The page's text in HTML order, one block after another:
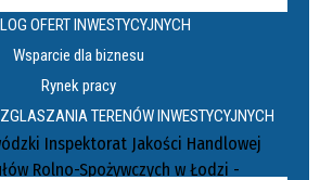
OFERT INWESTYCYJNYCH
Wsparcie dla biznesu
Rynek pracy
TERENÓW INWESTYCYJNYCH